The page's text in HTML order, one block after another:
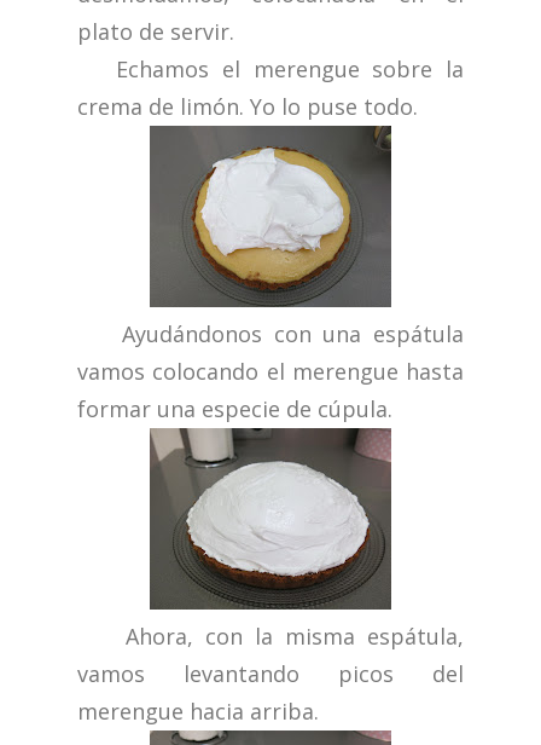
plato de servir.
Echamos el merengue sobre la
crema de limón. Yo lo puse todo.
Ayudándonos con una espátula
vamos colocando el merengue hasta
formar una especie de cúpula.
Ahora, con la misma espátula,
vamos levantando picos del
merengue hacia arriba.